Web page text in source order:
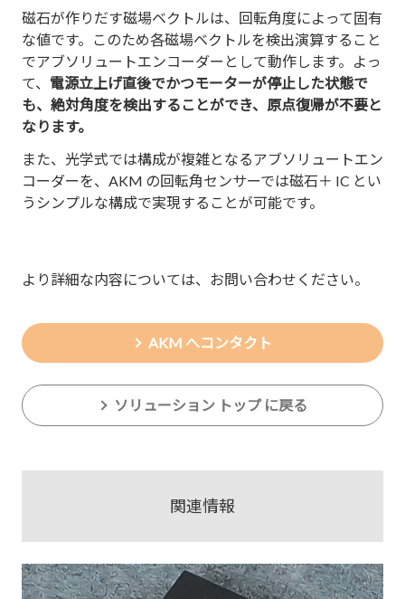
磁石が作りだす磁場ベクトルは、回転角度によって固有
な値です。このため各磁場ベクトルを検出演算すること
でアブソリュートエンコーダーとして動作します。よっ
て、 電源立上げ直後でかつモーターが停止した状態で
も、絶対角度を検出することができ、原点復帰が不要と
なります。
また、光学式では構成が複雑となるアブソリュートエン
コーダーを、AKM の回転角センサーでは磁石＋ IC とい
うシンプルな構成で実現することが可能です。
より詳細な内容については、お問い合わせください。
AKM へコンタクト
ソリューション トップ に戻る
関連情報